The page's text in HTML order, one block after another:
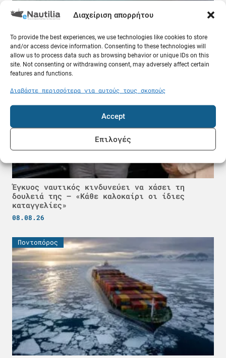
Διαχείριση απορρήτου
To provide the best experiences, we use technologies like cookies to store
and/or access device information. Consenting to these technologies will
allow us to process data such as browsing behavior or unique IDs on this
site. Not consenting or withdrawing consent, may adversely affect certain
features and functions.
Διαβάστε περισσότερα για αυτούς τους σκοπούς
Accept
Επιλογές
Δεξαμενόπλοιο VLCC πήρε 25 εκατ. δολάρια για
08.08.26
Ελλάδα
Έγκυος ναυτικός κινδυνεύει να χάσει τη
δουλειά της – «Κάθε καλοκαίρι οι ίδιες
καταγγελίες»
08.08.26
Ποντοπόρος